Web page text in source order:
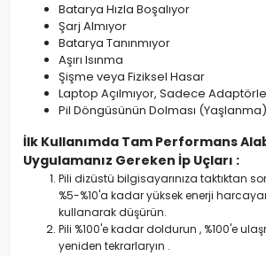
Batarya Hızla Boşalıyor
Şarj Almıyor
Batarya Tanınmıyor
Aşırı Isınma
Şişme veya Fiziksel Hasar
Laptop Açılmıyor, Sadece Adaptörle
Pil Döngüsünün Dolması (Yaşlanma)
İlk Kullanımda Tam Performans
Uygulamanız Gereken İp Uçları :
Pili dizüstü bilgisayarınıza taktıktan
%5-%10'a kadar yüksek enerji
kullanarak düşürün.
Pili %100'e kadar doldurun , %100'e
yeniden tekrarlaryın .